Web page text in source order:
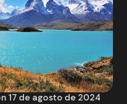
17 de agosto de 2024